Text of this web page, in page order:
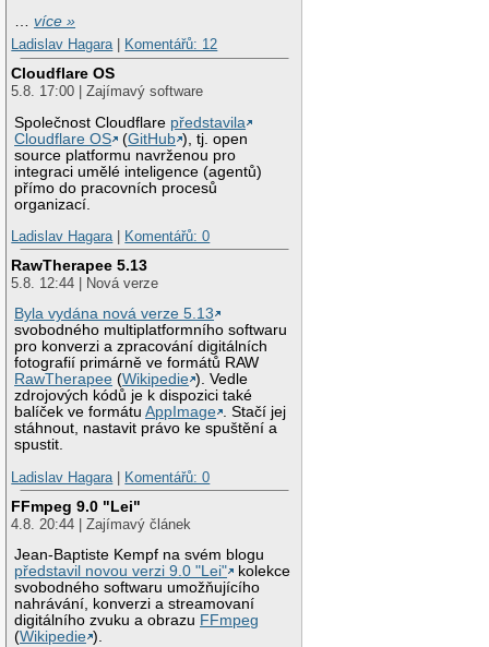
…více »
Ladislav Hagara| Komentářů: 12
Cloudflare OS
5.8. 17:00 | Zajímavý software
Společnost Cloudflare představila
Cloudflare OS
(GitHub ), tj. open
source platformu navrženou pro
integraci umělé inteligence (agentů)
přímo do pracovních procesů
organizací.
Ladislav Hagara| Komentářů: 0
RawTherapee 5.13
5.8. 12:44 | Nová verze
Byla vydána nová verze 5.13
svobodného multiplatformního softwaru
pro konverzi a zpracování digitálních
fotografií primárně ve formátů RAW
RawTherapee (Wikipedie ). Vedle
zdrojových kódů je k dispozici také
balíček ve formátuAppImage . Stačí jej
stáhnout, nastavit právo ke spuštění a
spustit.
Ladislav Hagara| Komentářů: 0
FFmpeg 9.0 "Lei"
4.8. 20:44 | Zajímavý článek
Jean-Baptiste Kempf na svém blogu
představil novou verzi 9.0 "Lei"
kolekce
svobodného softwaru umožňujícího
nahrávání, konverzi a streamovaní
digitálního zvuku a obrazu FFmpeg
(Wikipedie ).